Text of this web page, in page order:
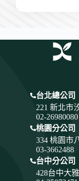
台北總公司
221 新北市
02-26980080
桃園分公司
334 桃園市
03-3662488
台中分公司
428台中大